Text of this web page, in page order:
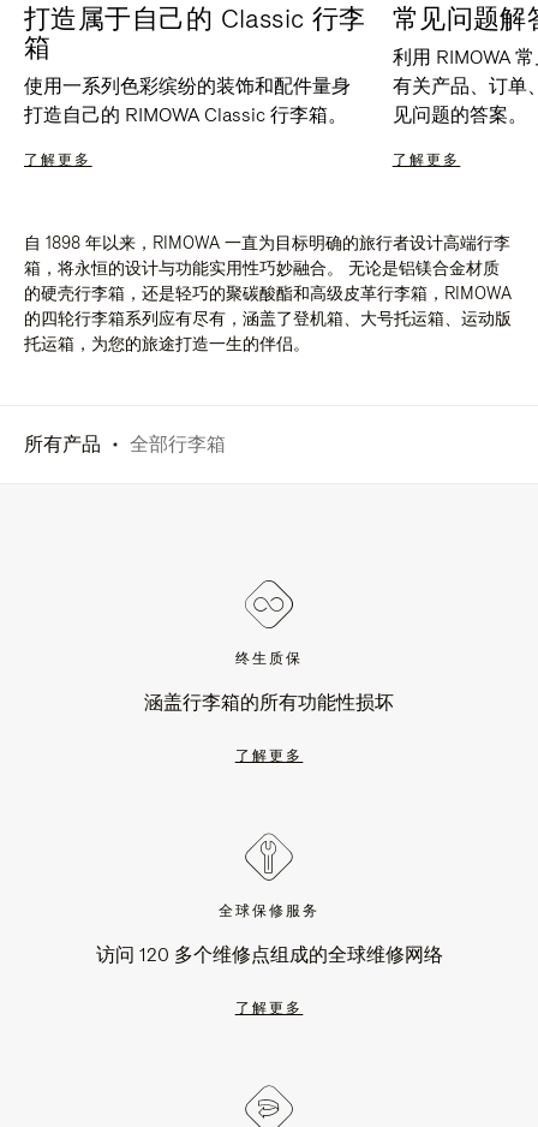
打造属于自己的 Classic 行李
箱
使用一系列色彩缤纷的装饰和配件量身
打造自己的 RIMOWA Classic 行李箱。
了解更多
常见问题解
利用 RIMOWA
有关产品、订单
见问题的答案。
了解更多
自 1898 年以来，RIMOWA 一直为目标明确的旅行者设计高端行李
箱，将永恒的设计与功能实用性巧妙融合。 无论是铝镁合金材质
的硬壳行李箱，还是轻巧的聚碳酸酯和高级皮革行李箱，RIMOWA
的四轮行李箱系列应有尽有，涵盖了登机箱、大号托运箱、运动版
托运箱，为您的旅途打造一生的伴侣。
所有产品 全部行李箱
终生质保
涵盖行李箱的所有功能性损坏
了解更多
全球保修服务
访问 120 多个维修点组成的全球维修网络
了解更多